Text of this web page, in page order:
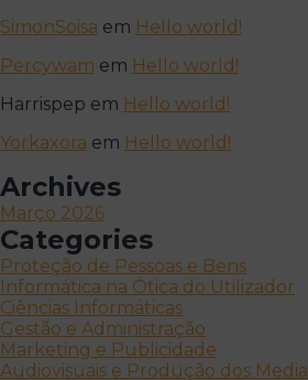
SimonSoisa em Hello world!
Percywam em Hello world!
Harrispep em Hello world!
Yorkaxora em Hello world!
Archives
Março 2026
Categories
Proteção de Pessoas e Bens
Informática na Ótica do Utilizador
Ciências Informáticas
Gestão e Administração
Marketing e Publicidade
Audiovisuais e Produção dos Media